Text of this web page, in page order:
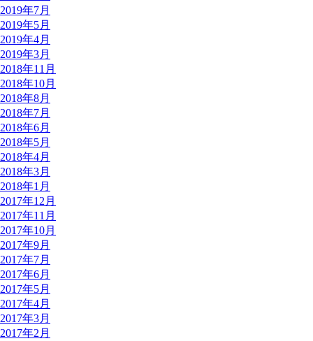
2019年7月
2019年5月
2019年4月
2019年3月
2018年11月
2018年10月
2018年8月
2018年7月
2018年6月
2018年5月
2018年4月
2018年3月
2018年1月
2017年12月
2017年11月
2017年10月
2017年9月
2017年7月
2017年6月
2017年5月
2017年4月
2017年3月
2017年2月